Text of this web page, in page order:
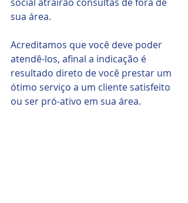
sua área.
Acreditamos que você deve poder
atendê-los, afinal a indicação é
resultado direto de você prestar um
ótimo serviço a um cliente satisfeito
ou ser pró-ativo em sua área.